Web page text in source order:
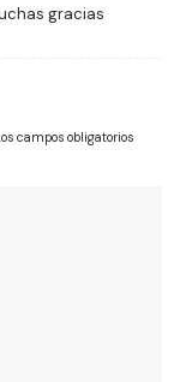
gracias
campos obligatorios